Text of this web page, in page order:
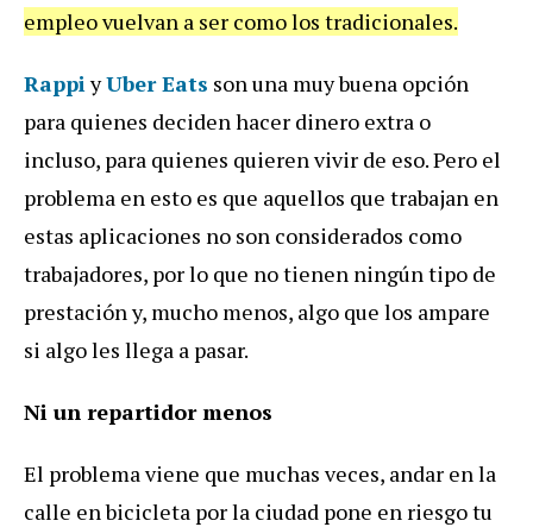
empleo vuelvan a ser como los tradicionales.
RappiyUber Eats son una muy buena opción
para quienes deciden hacer dinero extra o
incluso, para quienes quieren vivir de eso. Pero el
problema en esto es que aquellos que trabajan en
estas aplicaciones no son considerados como
trabajadores, por lo que no tienen ningún tipo de
prestación y, mucho menos, algo que los ampare
si algo les llega a pasar.
Ni un repartidor menos
El problema viene que muchas veces, andar en la
calle en bicicleta por la ciudad pone en riesgo tu